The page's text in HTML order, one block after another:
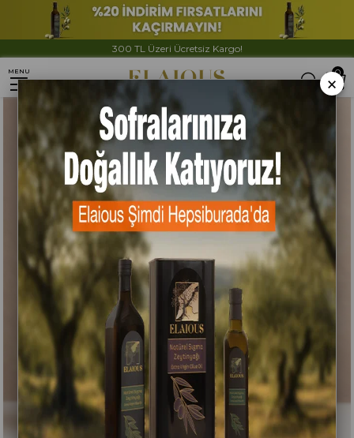
300 TL Üzeri Ücretsiz Kargo!
0
MENU
Anasayfa Zeytinyağları Elaious Soğuk Sıkım Zeytinyağı 500ml
×